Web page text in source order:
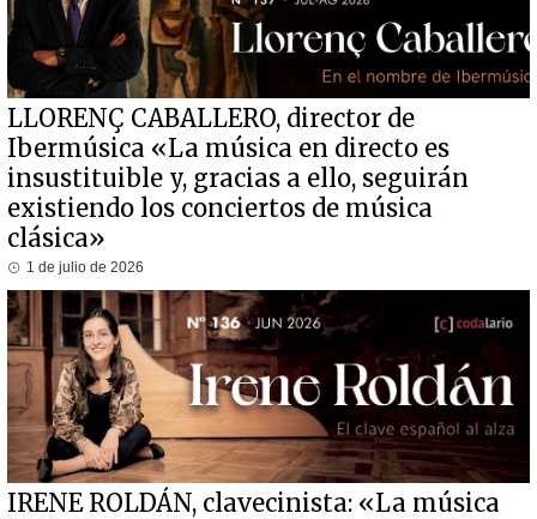
LLORENÇ CABALLERO, director de
Ibermúsica «La música en directo es
insustituible y, gracias a ello, seguirán
existiendo los conciertos de música
clásica»
1 de julio de 2026
IRENE ROLDÁN, clavecinista: «La música